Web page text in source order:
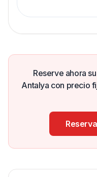
Reserve ahora
Antalya con precio